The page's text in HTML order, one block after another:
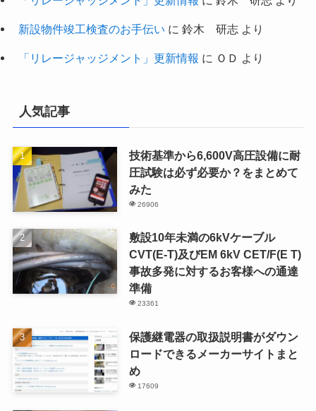
新設物件竣工検査のお手伝い に 鈴木 研志より
「リレージャッジメント」更新情報 に ＯＤ より
人気記事
技術基準から6,600V高圧設備に耐
圧試験は必ず必要か？をまとめて
みた
26906
敷設10年未満の6kVケーブル
CVT(E-T)及びEM 6kV CET/F(E T)
事故多発に対するお客様への通達
準備
23361
保護継電器の取扱説明書がダウン
ロードできるメーカーサイトまと
め
17609